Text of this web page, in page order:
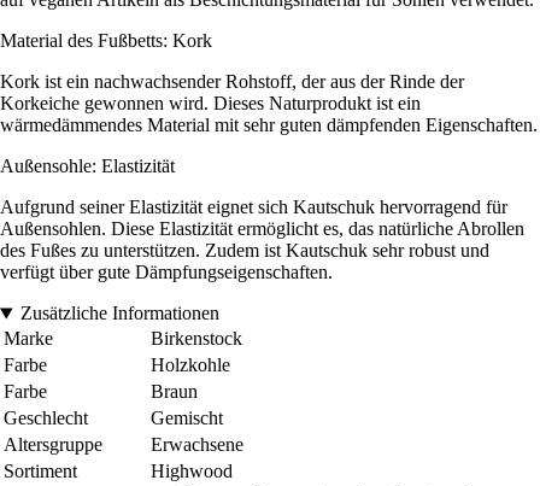
Material des Fußbetts: Kork
Kork ist ein nachwachsender Rohstoff, der aus der Rinde der
Korkeiche gewonnen wird. Dieses Naturprodukt ist ein
wärmedämmendes Material mit sehr guten dämpfenden Eigenschaften.
Außensohle: Elastizität
Aufgrund seiner Elastizität eignet sich Kautschuk hervorragend für
Außensohlen. Diese Elastizität ermöglicht es, das natürliche Abrollen
des Fußes zu unterstützen. Zudem ist Kautschuk sehr robust und
verfügt über gute Dämpfungseigenschaften.
Zusätzliche Informationen
Marke
Birkenstock
Farbe
Holzkohle
Farbe
Braun
Geschlecht
Gemischt
Altersgruppe
Erwachsene
Sortiment
Highwood